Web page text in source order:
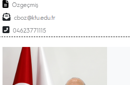
Özgeçmiş
cboz
04623771115